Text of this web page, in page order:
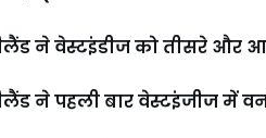
ने वेस्टइंडीज को तीसरे और
ने पहली बार वेस्टइंजीज में